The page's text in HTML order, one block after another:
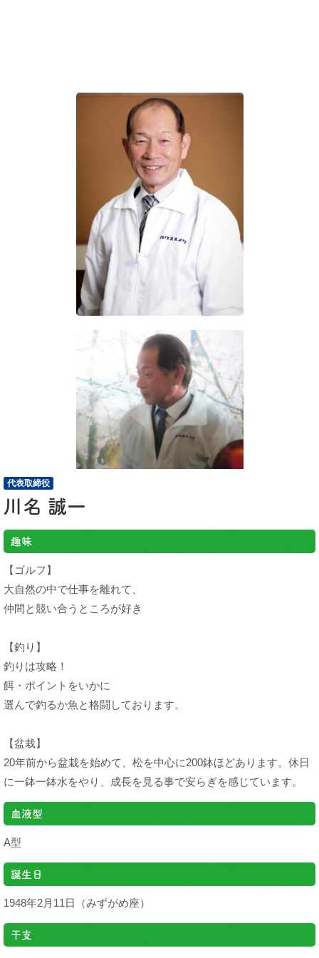
代表取締役
川名 誠一
趣味
【ゴルフ】
大自然の中で仕事を離れて、
仲間と競い合うところが好き
【釣り】
釣りは攻略！
餌・ポイントをいかに
選んで釣るか魚と格闘しております。
【盆栽】
20年前から盆栽を始めて、松を中心に200鉢ほどあります。休日
に一鉢一鉢水をやり、成長を見る事で安らぎを感じています。
血液型
A型
誕生日
1948年2月11日（みずがめ座）
干支